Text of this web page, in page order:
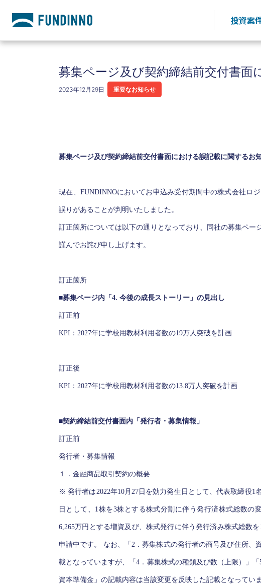
投資案
募集ページ及び契約締結前交付書
2023年12月29日 重要なお知らせ
募集ページ及び契約締結前交付書面における誤記載に関するお
現在、FUNDINNOにおいてお申込み受付期間中の株式会社ロ
誤りがあることが判明いたしました。
訂正箇所については以下の通りとなっており、同社の募集ペー
謹んでお詫び申し上げます。
訂正箇所
■募集ページ内「4. 今後の成長ストーリー」の見出し
訂正前
KPI：2027年に学校用教材利用者数の19万人突破を計画
訂正後
KPI：2027年に学校用教材利用者数の13.8万人突破を計画
■契約締結前交付書面内「発行者・募集情報」
訂正前
発行者・募集情報
１．金融商品取引契約の概要
※ 発行者は2022年10月27日を効力発生日として、代表取締役1
日として、1株を3株とする株式分割に伴う発行済株式総数の
6,265万円とする増資及び、株式発行に伴う発行済み株式総数
申請中です。 なお、「2．募集株式の発行者の商号及び住所、
載となっていますが、「4．募集株式の種類及び数（上限）」
資本準備金」の記載内容は当該変更を反映した記載となっていま